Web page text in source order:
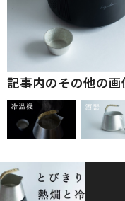
記事内のその他の画